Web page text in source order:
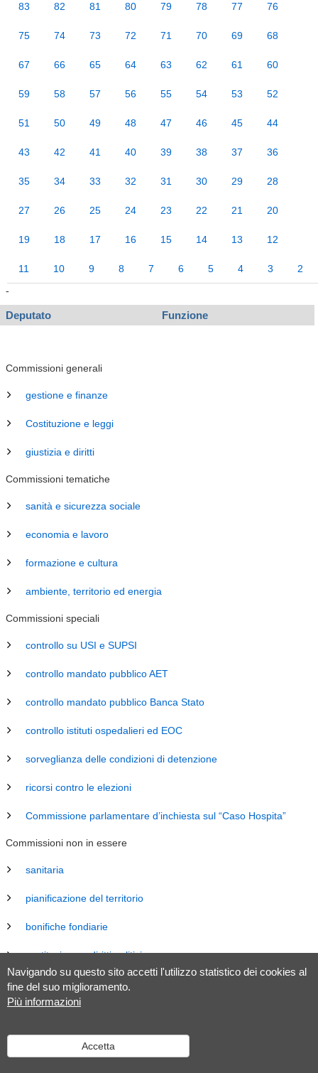
Navigando su questo sito accetti l'utilizzo statistico dei cookies al
fine del suo miglioramento.
Più informazioni
Accetta
83 82 81 80 79 78 77 76
75 74 73 72 71 70 69 68
67 66 65 64 63 62 61 60
59 58 57 56 55 54 53 52
51 50 49 48 47 46 45 44
43 42 41 40 39 38 37 36
35 34 33 32 31 30 29 28
27 26 25 24 23 22 21 20
19 18 17 16 15 14 13 12
11 10 9 8 7 6 5 4 3
2
-
Deputato Funzione
Commissioni generali
gestione e finanze
Costituzione e leggi
giustizia e diritti
Commissioni tematiche
sanità e sicurezza sociale
economia e lavoro
formazione e cultura
ambiente, territorio ed energia
Commissioni speciali
controllo su USI e SUPSI
controllo mandato pubblico AET
controllo mandato pubblico Banca Stato
controllo istituti ospedalieri ed EOC
sorveglianza delle condizioni di detenzione
ricorsi contro le elezioni
Commissione parlamentare d’inchiesta sul “Caso Hospita”
Commissioni non in essere
sanitaria
pianificazione del territorio
bonifiche fondiarie
costituzione e diritti politici
energia